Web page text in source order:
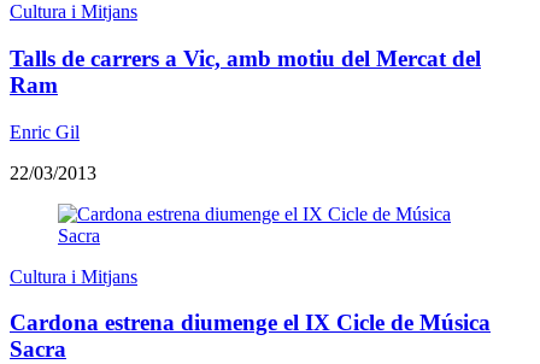
Cultura i Mitjans
Talls de carrers a Vic, amb motiu del Mercat del
Ram
Enric Gil
22/03/2013
Cultura i Mitjans
Cardona estrena diumenge el IX Cicle de Música
Sacra